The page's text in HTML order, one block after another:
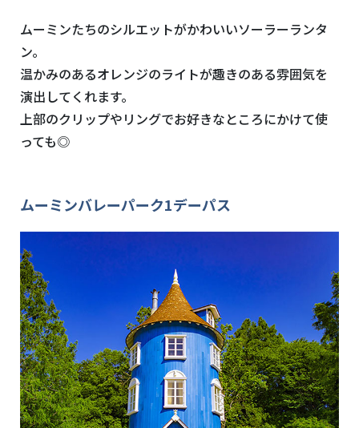
ムーミンたちのシルエットがかわいいソーラーランタ
ン。
温かみのあるオレンジのライトが趣きのある雰囲気を
演出してくれます。
上部のクリップやリングでお好きなところにかけて使
っても◎
ムーミンバレーパーク1デーパス